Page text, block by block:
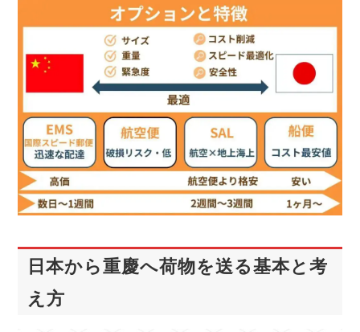
日本から重慶へ荷物を送る基本と考
え方